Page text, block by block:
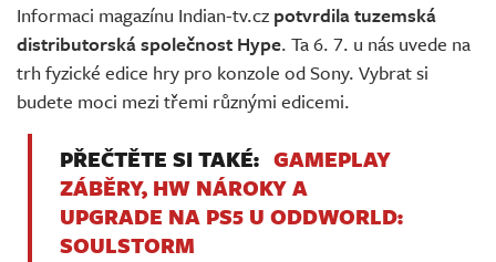
Informaci magazínu Indian-tv.cz potvrdila tuzemská
distributorská společnost Hype. Ta 6. 7. u nás uvede na
trh fyzické edice hry pro konzole od Sony. Vybrat si
budete moci mezi třemi různými edicemi.
PŘEČTĚTE SI TAKÉ: GAMEPLAY
ZÁBĚRY, HW NÁROKY A
UPGRADE NA PS5 U ODDWORLD:
SOULSTORM